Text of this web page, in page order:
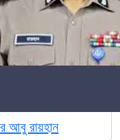
আবু রায়হান